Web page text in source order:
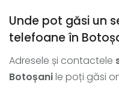
Unde pot găsi un
telefoane în
Adresele și contactele
Botoșanile poți găsi